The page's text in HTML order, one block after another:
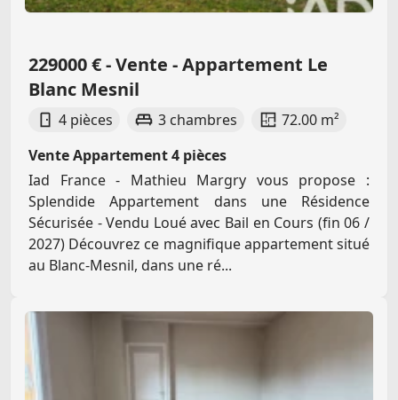
229000 € - Vente - Appartement Le
Blanc Mesnil
4 pièces 3 chambres
72.00 m²
Vente Appartement 4 pièces
Iad France - Mathieu Margry vous propose :
Splendide Appartement dans une Résidence
Sécurisée - Vendu Loué avec Bail en Cours (fin 06 /
2027) Découvrez ce magnifique appartement situé
au Blanc-Mesnil, dans une ré...